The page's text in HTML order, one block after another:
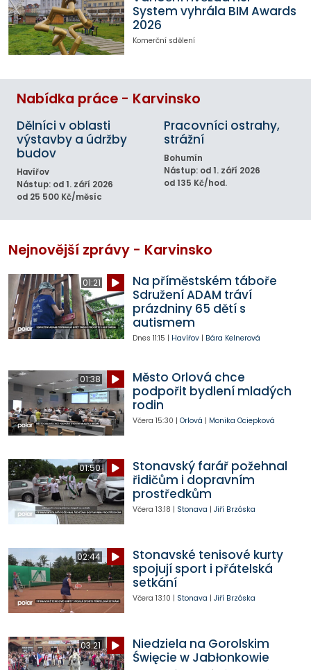
System vyhrála BIM Awards
2026
Komerční sdělení
Nabídka práce - Karvinsko
Dělníci v oblasti
výstavby a údržby
budov
Havířov
Nástup: od 1. září 2026
od 25 500 Kč/měsíc
Pracovníci ostrahy,
strážní
Bohumín
Nástup: od 1. září 2026
od 135 Kč/hod.
Nejnovější zprávy - Karvinsko
01:21
Na příměstském táboře
Sdružení ADAM tráví
prázdniny 65 dětí s
autismem
Dnes 11:15 | Havířov| Bára Kelnerová
01:38
Město Orlová chce
podpořit bydlení mladých
rodin
Včera 15:30 | Orlová | Monika Ociepková
01:50
Stonavský farář požehnal
řidičům i dopravním
prostředkům
Včera 13:18 | Stonava | Jiří Brzóska
02:44
Stonavské tenisové kurty
spojují sport i přátelská
setkání
Včera 13:10 | Stonava | Jiří Brzóska
03:21
Niedziela na Gorolskim
Święcie w Jabłonkowie